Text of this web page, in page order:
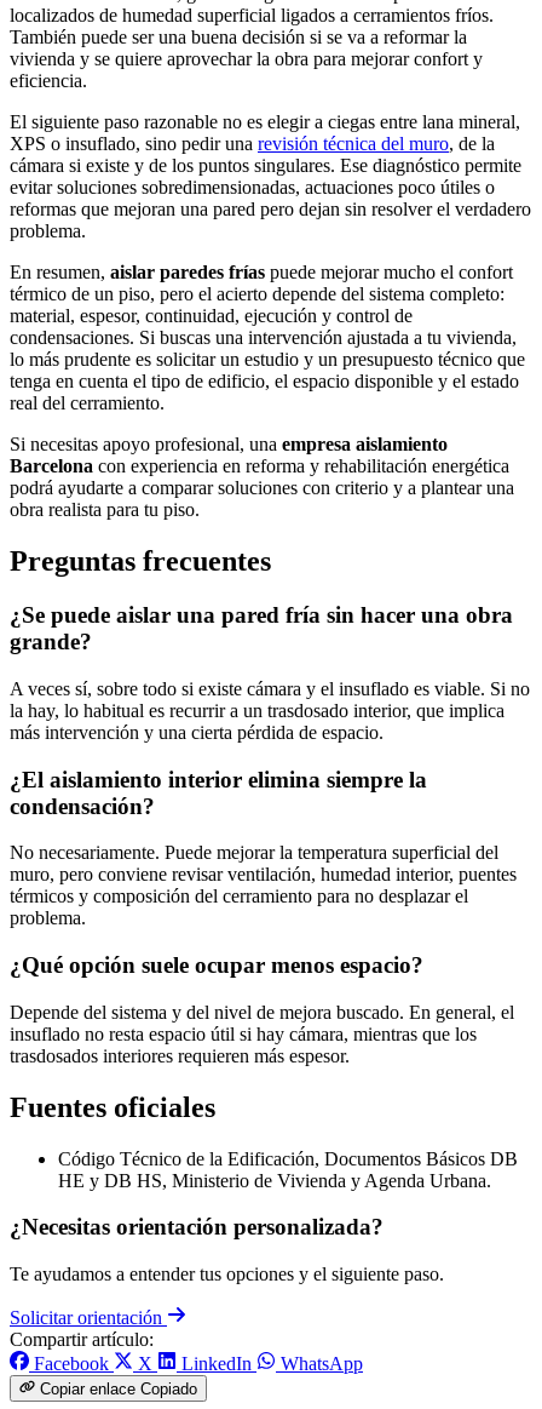
localizados de humedad superficial ligados a cerramientos fríos.
También puede ser una buena decisión si se va a reformar la
vivienda y se quiere aprovechar la obra para mejorar confort y
eficiencia.
El siguiente paso razonable no es elegir a ciegas entre lana mineral,
XPS o insuflado, sino pedir una revisión técnica del muro, de la
cámara si existe y de los puntos singulares. Ese diagnóstico permite
evitar soluciones sobredimensionadas, actuaciones poco útiles o
reformas que mejoran una pared pero dejan sin resolver el verdadero
problema.
En resumen, aislar paredes frías puede mejorar mucho el confort
térmico de un piso, pero el acierto depende del sistema completo:
material, espesor, continuidad, ejecución y control de
condensaciones. Si buscas una intervención ajustada a tu vivienda,
lo más prudente es solicitar un estudio y un presupuesto técnico que
tenga en cuenta el tipo de edificio, el espacio disponible y el estado
real del cerramiento.
Si necesitas apoyo profesional, una empresa aislamiento
Barcelona con experiencia en reforma y rehabilitación energética
podrá ayudarte a comparar soluciones con criterio y a plantear una
obra realista para tu piso.
Preguntas frecuentes
¿Se puede aislar una pared fría sin hacer una obra
grande?
A veces sí, sobre todo si existe cámara y el insuflado es viable. Si no
la hay, lo habitual es recurrir a un trasdosado interior, que implica
más intervención y una cierta pérdida de espacio.
¿El aislamiento interior elimina siempre la
condensación?
No necesariamente. Puede mejorar la temperatura superficial del
muro, pero conviene revisar ventilación, humedad interior, puentes
térmicos y composición del cerramiento para no desplazar el
problema.
¿Qué opción suele ocupar menos espacio?
Depende del sistema y del nivel de mejora buscado. En general, el
insuflado no resta espacio útil si hay cámara, mientras que los
trasdosados interiores requieren más espesor.
Fuentes oficiales
Código Técnico de la Edificación, Documentos Básicos DB
HE y DB HS, Ministerio de Vivienda y Agenda Urbana.
¿Necesitas orientación personalizada?
Te ayudamos a entender tus opciones y el siguiente paso.
Solicitar orientación
Compartir artículo:
Facebook
X LinkedIn WhatsApp
Copiar enlace Copiado